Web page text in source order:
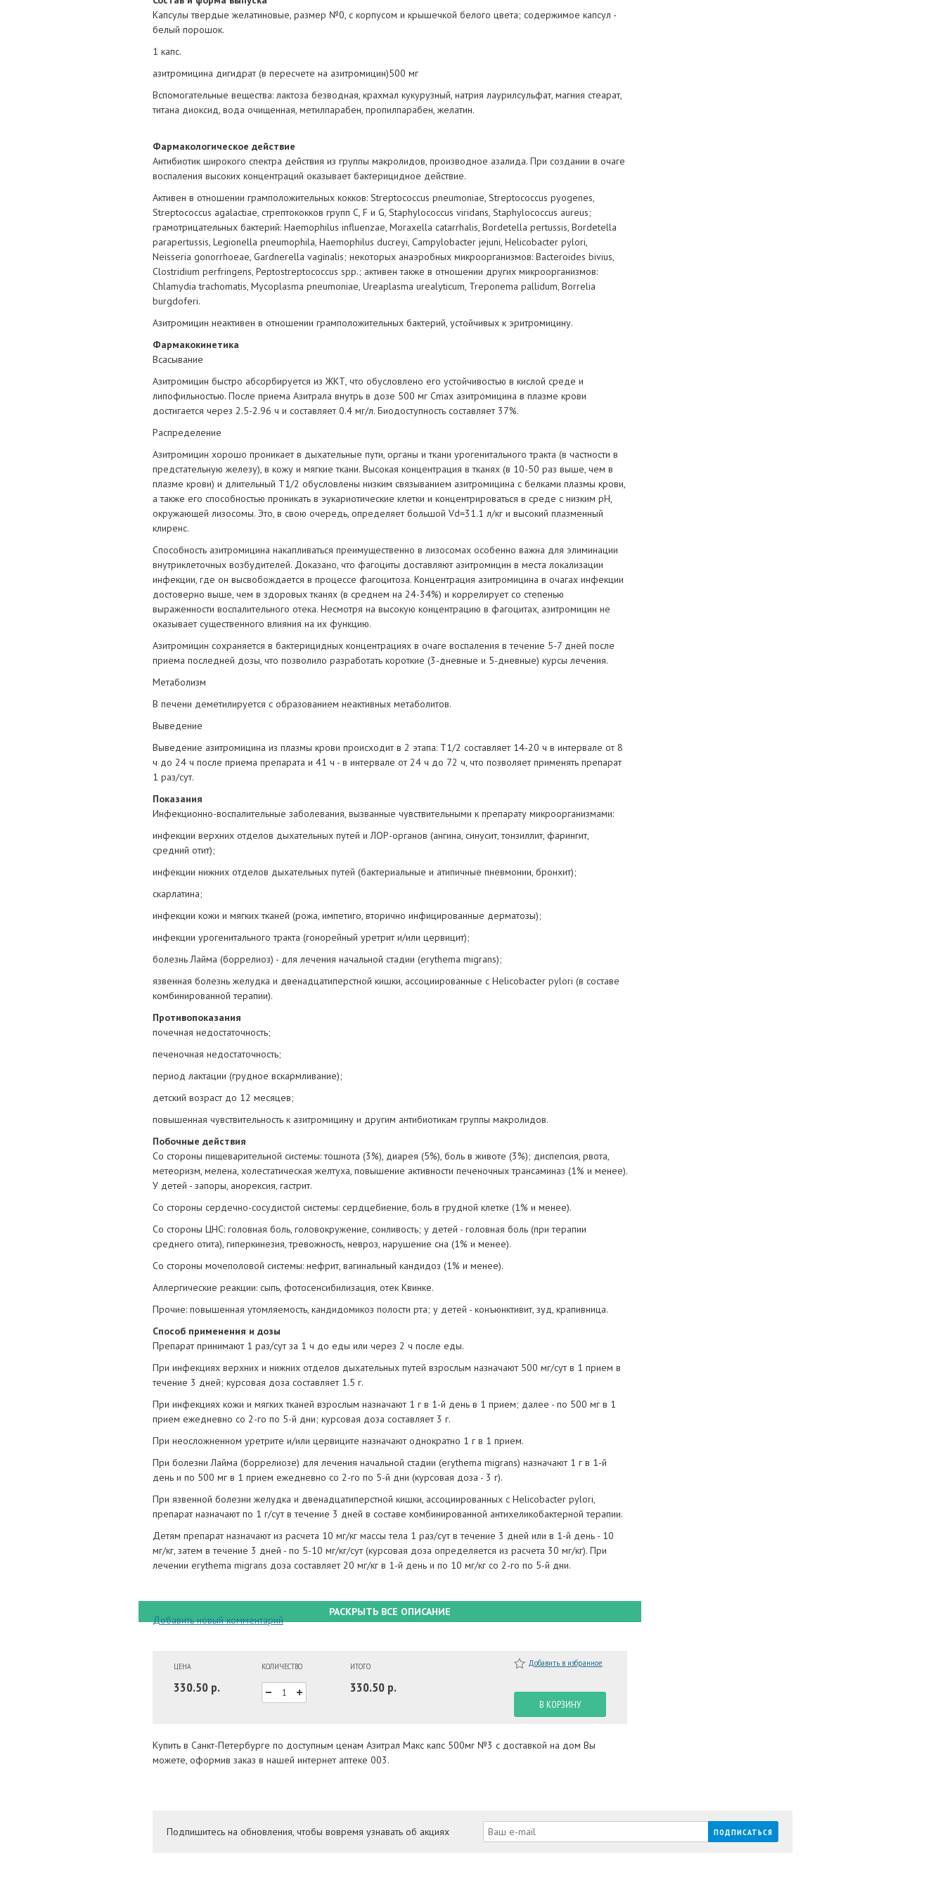
Капсулы твердые желатиновые, размер №0, с корпусом и крышечкой белого цвета; содержимое капсул -
белый порошок.
1 капс.
азитромицина дигидрат (в пересчете на азитромицин)500 мг
Вспомогательные вещества: лактоза безводная, крахмал кукурузный, натрия лаурилсульфат, магния стеарат,
титана диоксид, вода очищенная, метилпарабен, пропилпарабен, желатин.
Фармакологическое действие
Антибиотик широкого спектра действия из группы макролидов, производное азалида. При создании в очаге
воспаления высоких концентраций оказывает бактерицидное действие.
Активен в отношении грамположительных кокков: Streptococcus pneumoniae, Streptococcus pyogenes,
Streptococcus agalactiae, стрептококков групп C, F и G, Staphylococcus viridans, Staphylococcus aureus;
грамотрицательных бактерий: Haemophilus influenzae, Moraxella catarrhalis, Bordetella pertussis, Bordetella
parapertussis, Legionella pneumophila, Haemophilus ducreyi, Campylobacter jejuni, Helicobacter pylori,
Neisseria gonorrhoeae, Gardnerella vaginalis; некоторых анаэробных микроорганизмов: Bacteroides bivius,
Clostridium perfringens, Peptostreptococcus spp.; активен также в отношении других микроорганизмов:
Chlamydia trachomatis, Mycoplasma pneumoniae, Ureaplasma urealyticum, Treponema pallidum, Borrelia
burgdoferi.
Азитромицин неактивен в отношении грамположительных бактерий, устойчивых к эритромицину.
Фармакокинетика
Всасывание
Азитромицин быстро абсорбируется из ЖКТ, что обусловлено его устойчивостью в кислой среде и
липофильностью. После приема Азитрала внутрь в дозе 500 мг Cmax азитромицина в плазме крови
достигается через 2.5-2.96 ч и составляет 0.4 мг/л. Биодоступность составляет 37%.
Распределение
Азитромицин хорошо проникает в дыхательные пути, органы и ткани урогенитального тракта (в частности в
предстательную железу), в кожу и мягкие ткани. Высокая концентрация в тканях (в 10-50 раз выше, чем в
плазме крови) и длительный T1/2 обусловлены низким связыванием азитромицина с белками плазмы крови,
а также его способностью проникать в эукариотические клетки и концентрироваться в среде с низким pH,
окружающей лизосомы. Это, в свою очередь, определяет большой Vd=31.1 л/кг и высокий плазменный
клиренс.
Способность азитромицина накапливаться преимущественно в лизосомах особенно важна для элиминации
внутриклеточных возбудителей. Доказано, что фагоциты доставляют азитромицин в места локализации
инфекции, где он высвобождается в процессе фагоцитоза. Концентрация азитромицина в очагах инфекции
достоверно выше, чем в здоровых тканях (в среднем на 24-34%) и коррелирует со степенью
выраженности воспалительного отека. Несмотря на высокую концентрацию в фагоцитах, азитромицин не
оказывает существенного влияния на их функцию.
Азитромицин сохраняется в бактерицидных концентрациях в очаге воспаления в течение 5-7 дней после
приема последней дозы, что позволило разработать короткие (3-дневные и 5-дневные) курсы лечения.
Метаболизм
В печени деметилируется с образованием неактивных метаболитов.
Выведение
Выведение азитромицина из плазмы крови происходит в 2 этапа: T1/2 составляет 14-20 ч в интервале от 8
ч до 24 ч после приема препарата и 41 ч - в интервале от 24 ч до 72 ч, что позволяет применять препарат
1 раз/сут.
Показания
Инфекционно-воспалительные заболевания, вызванные чувствительными к препарату микроорганизмами:
инфекции верхних отделов дыхательных путей и ЛОР-органов (ангина, синусит, тонзиллит, фарингит,
средний отит);
инфекции нижних отделов дыхательных путей (бактериальные и атипичные пневмонии, бронхит);
скарлатина;
инфекции кожи и мягких тканей (рожа, импетиго, вторично инфицированные дерматозы);
инфекции урогенитального тракта (гонорейный уретрит и/или цервицит);
болезнь Лайма (боррелиоз) - для лечения начальной стадии (erythema migrans);
язвенная болезнь желудка и двенадцатиперстной кишки, ассоциированные с Helicobacter pylori (в составе
комбинированной терапии).
Противопоказания
почечная недостаточность;
печеночная недостаточность;
период лактации (грудное вскармливание);
детский возраст до 12 месяцев;
повышенная чувствительность к азитромицину и другим антибиотикам группы макролидов.
Побочные действия
Со стороны пищеварительной системы: тошнота (3%), диарея (5%), боль в животе (3%); диспепсия, рвота,
метеоризм, мелена, холестатическая желтуха, повышение активности печеночных трансаминаз (1% и менее).
У детей - запоры, анорексия, гастрит.
Со стороны сердечно-сосудистой системы: сердцебиение, боль в грудной клетке (1% и менее).
Со стороны ЦНС: головная боль, головокружение, сонливость; у детей - головная боль (при терапии
среднего отита), гиперкинезия, тревожность, невроз, нарушение сна (1% и менее).
Со стороны мочеполовой системы: нефрит, вагинальный кандидоз (1% и менее).
Аллергические реакции: сыпь, фотосенсибилизация, отек Квинке.
Прочие: повышенная утомляемость, кандидомикоз полости рта; у детей - конъюнктивит, зуд, крапивница.
Способ применения и дозы
Препарат принимают 1 раз/сут за 1 ч до еды или через 2 ч после еды.
При инфекциях верхних и нижних отделов дыхательных путей взрослым назначают 500 мг/сут в 1 прием в
течение 3 дней; курсовая доза составляет 1.5 г.
При инфекциях кожи и мягких тканей взрослым назначают 1 г в 1-й день в 1 прием; далее - по 500 мг в 1
прием ежедневно со 2-го по 5-й дни; курсовая доза составляет 3 г.
При неосложненном уретрите и/или цервиците назначают однократно 1 г в 1 прием.
При болезни Лайма (боррелиозе) для лечения начальной стадии (erythema migrans) назначают 1 г в 1-й
день и по 500 мг в 1 прием ежедневно со 2-го по 5-й дни (курсовая доза - 3 г).
При язвенной болезни желудка и двенадцатиперстной кишки, ассоциированных с Helicobacter pylori,
препарат назначают по 1 г/сут в течение 3 дней в составе комбинированной антихеликобактерной терапии.
Детям препарат назначают из расчета 10 мг/кг массы тела 1 раз/сут в течение 3 дней или в 1-й день - 10
мг/кг, затем в течение 3 дней - по 5-10 мг/кг/сут (курсовая доза определяется из расчета 30 мг/кг). При
лечении erythema migrans доза составляет 20 мг/кг в 1-й день и по 10 мг/кг со 2-го по 5-й дни.
РАСКРЫТЬ ВСЕ ОПИСАНИЕ
Добавить новый комментарий
ЦЕНА
330.50 р.
КОЛИЧЕСТВО ИТОГО
330.50 р.
Добавить в избранное
В КОРЗИНУ
Купить в Санкт-Петербурге по доступным ценам Азитрал Макс капс 500мг №3 с доставкой на дом Вы
можете, оформив заказ в нашей интернет аптеке 003.
Подпишитесь на обновления, чтобы вовремя узнавать об акциях